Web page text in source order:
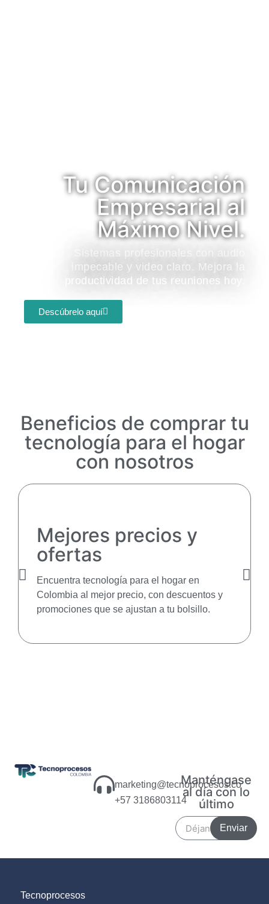
Tu Comunicación
Empresarial al
Máximo Nivel.
Sistemas profesionales con audio
impecable y video claro. Mejora la
productividad de tus reuniones hoy.
Descúbrelo aquí
Beneficios de comprar tu
tecnología para el hogar
con nosotros
Mejores precios y
ofertas
Encuentra tecnología para el hogar en
Colombia al mejor precio, con descuentos y
promociones que se ajustan a tu bolsillo.
marketing@tecnoprocesos.co
+57 3186803114
Manténgase
al día con lo
último
Enviar
Tecnoprocesos